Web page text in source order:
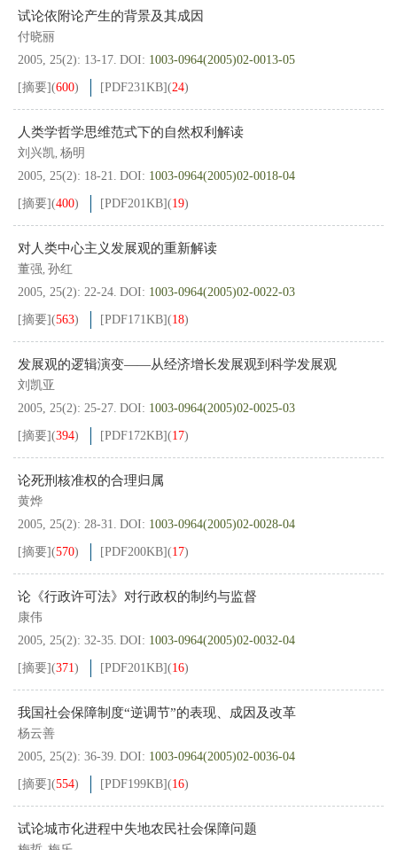
试论依附论产生的背景及其成因
付晓丽
2005, 25(2): 13-17. DOI: 1003-0964(2005)02-0013-05
[摘要](600) [PDF231KB](24)
人类学哲学思维范式下的自然权利解读
刘兴凯, 杨明
2005, 25(2): 18-21. DOI: 1003-0964(2005)02-0018-04
[摘要](400) [PDF201KB](19)
对人类中心主义发展观的重新解读
董强, 孙红
2005, 25(2): 22-24. DOI: 1003-0964(2005)02-0022-03
[摘要](563) [PDF171KB](18)
发展观的逻辑演变——从经济增长发展观到科学发展观
刘凯亚
2005, 25(2): 25-27. DOI: 1003-0964(2005)02-0025-03
[摘要](394) [PDF172KB](17)
论死刑核准权的合理归属
黄烨
2005, 25(2): 28-31. DOI: 1003-0964(2005)02-0028-04
[摘要](570) [PDF200KB](17)
论《行政许可法》对行政权的制约与监督
康伟
2005, 25(2): 32-35. DOI: 1003-0964(2005)02-0032-04
[摘要](371) [PDF201KB](16)
我国社会保障制度“逆调节”的表现、成因及改革
杨云善
2005, 25(2): 36-39. DOI: 1003-0964(2005)02-0036-04
[摘要](554) [PDF199KB](16)
试论城市化进程中失地农民社会保障问题